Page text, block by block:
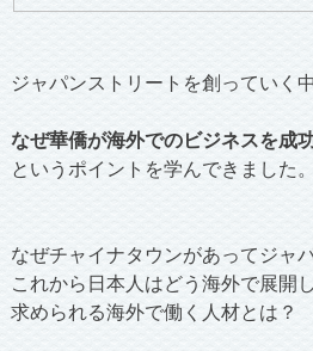
ジャパンストリートを創っていく
なぜ華僑が海外でのビジネスを成
というポイントを学んできました。
なぜチャイナタウンがあってジャ
これから日本人はどう海外で展開
求められる海外で働く人材とは？